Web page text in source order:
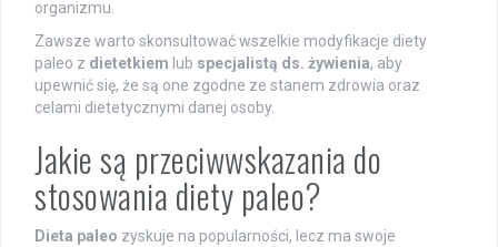
organizmu.
Zawsze warto skonsultować wszelkie modyfikacje diety
paleo z dietetkiem lub specjalistą ds. żywienia, aby
upewnić się, że są one zgodne ze stanem zdrowia oraz
celami dietetycznymi danej osoby.
Jakie są przeciwwskazania do
stosowania diety paleo?
Dieta paleo zyskuje na popularności, lecz ma swoje